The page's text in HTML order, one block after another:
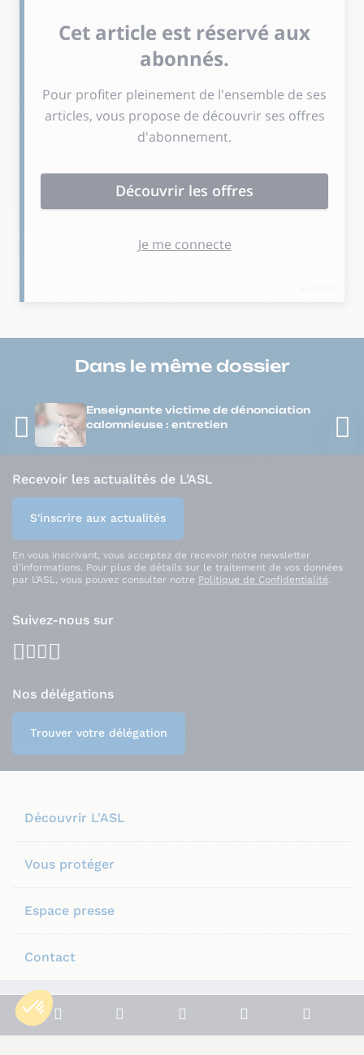
Dans le même dossier
Enseignante victime de dénonciation
calomnieuse : entretien
Recevoir les actualités de L’ASL
S'inscrire aux actualités
En vous inscrivant, vous acceptez de recevoir notre newsletter
d’informations. Pour plus de détails sur le traitement de vos données
par L’ASL, vous pouvez consulter notre Politique de Confidentialité.
Suivez-nous sur
facebook
instagram
linkedin
Nos délégations
Trouver votre délégation
Découvrir L'ASL
Vous protéger
Espace presse
Contact
Plan du site